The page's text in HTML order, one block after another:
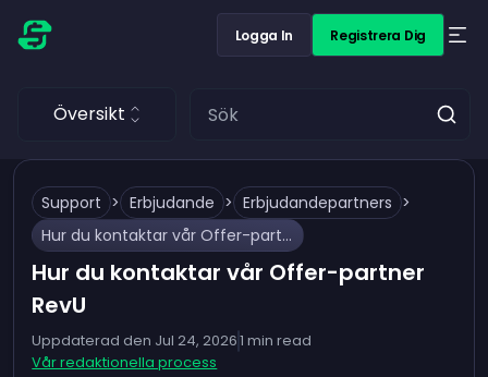
Logga In Registrera Dig
Översikt
Support > Erbjudande > Erbjudandepartners >
Hur du kontaktar vår Offer-partner RevU
Hur du kontaktar vår Offer-partner
RevU
Uppdaterad den Jul 24, 20261 min read
Vår redaktionella process